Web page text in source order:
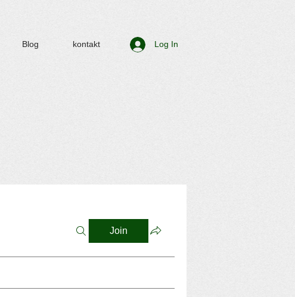
Blog kontakt Log In
Join